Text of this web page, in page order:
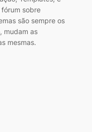
sobre
são sempre os
mudam as
mesmas.